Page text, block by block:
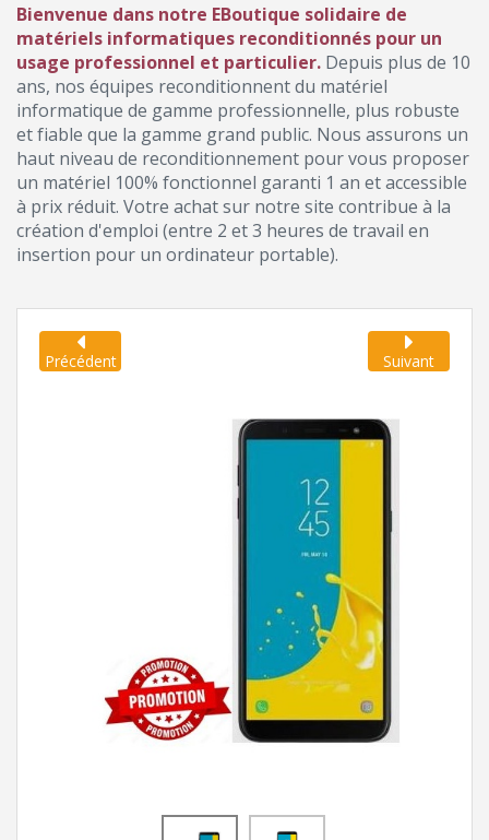
Bienvenue dans notre EBoutique solidaire de
matériels informatiques reconditionnés pour un
usage professionnel et particulier. Depuis plus de 10
ans, nos équipes reconditionnent du matériel
informatique de gamme professionnelle, plus robuste
et fiable que la gamme grand public. Nous assurons un
haut niveau de reconditionnement pour vous proposer
un matériel 100% fonctionnel garanti 1 an et accessible
à prix réduit. Votre achat sur notre site contribue à la
création d'emploi (entre 2 et 3 heures de travail en
insertion pour un ordinateur portable).
Précédent Suivant